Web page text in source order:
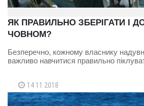
ЯК ПРАВИЛЬНО ЗБЕРІГАТИ І
ЧОВНОМ?
Безперечно, кожному власнику
важливо навчитися правильно
14 11 2018